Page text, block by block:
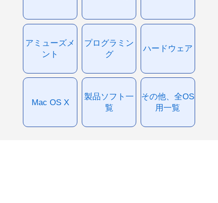
アミューズメ
ント
プログラミン
グ
ハードウェア
Mac OS X
製品ソフト一
覧
その他、全OS
用一覧